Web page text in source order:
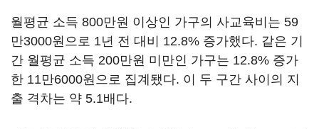
월평균 소득 800만원 이상인 가구의 사교육비는 59
만3000원으로 1년 전 대비 12.8% 증가했다. 같은 기
간 월평균 소득 200만원 미만인 가구는 12.8% 증가
한 11만6000원으로 집계됐다. 이 두 구간 사이의 지
출 격차는 약 5.1배다.